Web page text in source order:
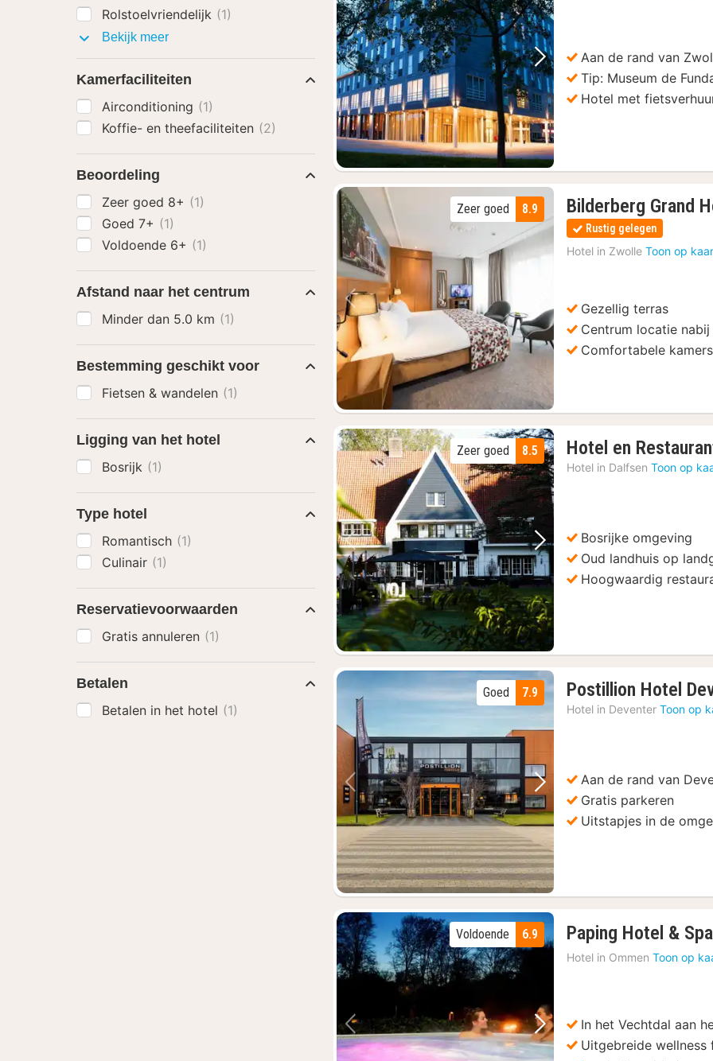
Vorige foto Volgende foto
Aan de rand van
Tip: Museum de
Hotel met
Vorige foto Volgende foto
8.9
Zeer goed Bilderberg Grand
Rustig gelegen
Hotel in Zwolle Toon op
Gezellig terras
Centrum locatie
Comfortabele kamers
Vorige foto Volgende foto
8.5
Zeer goed Hotel en
Hotel in Dalfsen Toon op
Bosrijke omgeving
Oud landhuis op
Hoogwaardig
Vorige foto Volgende foto
7.9
Goed Postillion Hotel
Hotel in Deventer Toon op
Aan de rand van
Gratis parkeren
Uitstapjes in de
Vorige foto Volgende foto
6.9
Voldoende Paping Hotel & Spa
Hotel in Ommen Toon op
In het Vechtdal aan
Uitgebreide wellness
Rolstoelvriendelijk (1)
Bekijk meerFaciliteiten
Kamerfaciliteiten
Airconditioning (1)
Koffie- en theefaciliteiten (2)
Beoordeling
Zeer goed 8+ (1)
Goed 7+ (1)
Voldoende 6+ (1)
Afstand naar het centrum
Minder dan 5.0 km (1)
Bestemming geschikt voor
Fietsen & wandelen (1)
Ligging van het hotel
Bosrijk (1)
Type hotel
Romantisch (1)
Culinair (1)
Reservatievoorwaarden
Gratis annuleren (1)
Betalen
Betalen in het hotel (1)